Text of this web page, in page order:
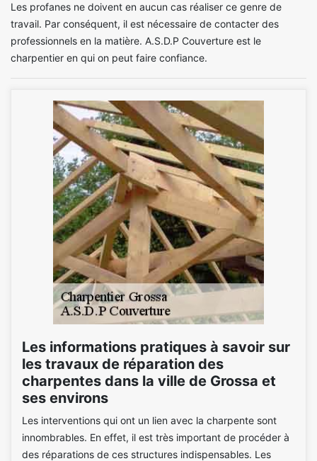
Les profanes ne doivent en aucun cas réaliser ce genre de
travail. Par conséquent, il est nécessaire de contacter des
professionnels en la matière. A.S.D.P Couverture est le
charpentier en qui on peut faire confiance.
Les informations pratiques à savoir sur
les travaux de réparation des
charpentes dans la ville de Grossa et
ses environs
Les interventions qui ont un lien avec la charpente sont
innombrables. En effet, il est très important de procéder à
des réparations de ces structures indispensables. Les